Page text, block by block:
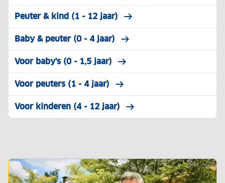
Peuter & kind (1 - 12 jaar)
Baby & peuter (0 - 4 jaar)
Voor baby's (0 - 1,5 jaar)
Voor peuters (1 - 4 jaar)
Voor kinderen (4 - 12 jaar)